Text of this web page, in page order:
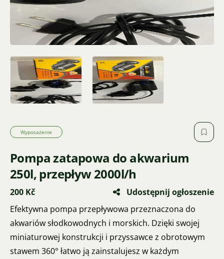
Wyposażenie
Pompa zatapowa do akwarium
250l, przepływ 2000l/h
200 Kč
Udostępnij ogłoszenie
Efektywna pompa przepływowa przeznaczona do
akwariów słodkowodnych i morskich. Dzięki swojej
miniaturowej konstrukcji i przyssawce z obrotowym
stawem 360° łatwo ją zainstalujesz w każdym